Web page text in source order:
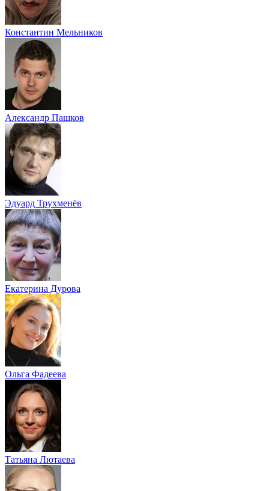
Константин Мельников
Александр Пашков
Эдуард Трухменёв
Екатерина Дурова
Ольга Фадеева
Татьяна Лютаева